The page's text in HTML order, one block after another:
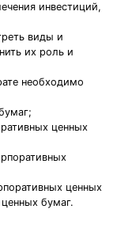
инвестиций,
виды и
их роль и
необходимо
ценных
ценных
бумаг.